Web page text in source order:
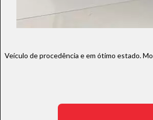
Veículo de procedência e em ótimo estado.